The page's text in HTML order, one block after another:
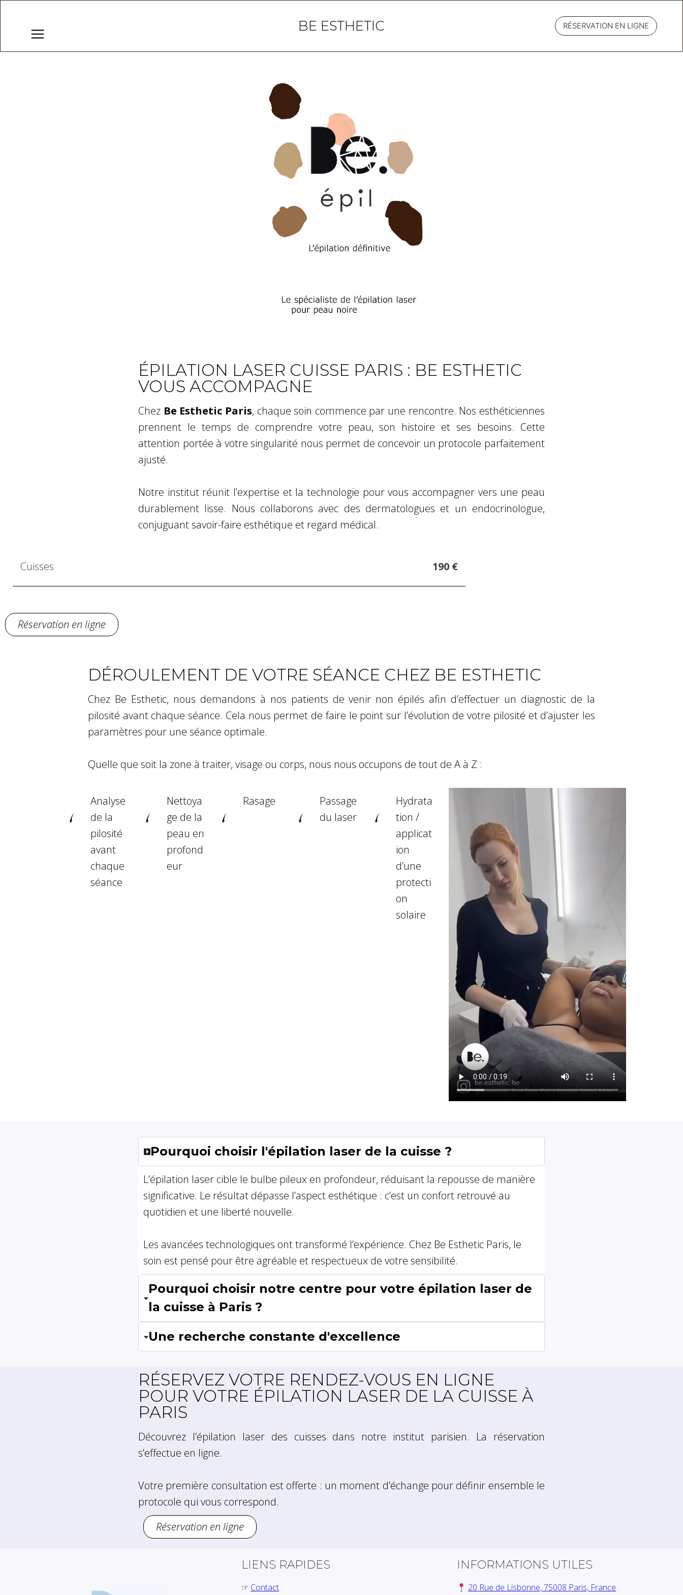
BE ESTHETIC RÉSERVATION EN LIGNE
ÉPILATION LASER CUISSE PARIS : BE ESTHETIC
VOUS ACCOMPAGNE
Chez Be Esthetic Paris, chaque soin commence par une rencontre. Nos esthéticiennes
prennent le temps de comprendre votre peau, son histoire et ses besoins. Cette
attention portée à votre singularité nous permet de concevoir un protocole parfaitement
ajusté.
Notre institut réunit l’expertise et la technologie pour vous accompagner vers une peau
durablement lisse. Nous collaborons avec des dermatologues et un endocrinologue,
conjuguant savoir-faire esthétique et regard médical.
Cuisses 190 €
Réservation en ligne
DÉROULEMENT DE VOTRE SÉANCE CHEZ BE ESTHETIC
Chez Be Esthetic, nous demandons à nos patients de venir non épilés afin d’effectuer un diagnostic de la
pilosité avant chaque séance. Cela nous permet de faire le point sur l’évolution de votre pilosité et d’ajuster les
paramètres pour une séance optimale.
Quelle que soit la zone à traiter, visage ou corps, nous nous occupons de tout de A à Z :
Analyse
de la
pilosité
avant
chaque
séance
Nettoya
ge de la
peau en
profond
eur
Rasage
Passage
du laser
Hydrata
tion /
applicat
ion
d’une
protecti
on
solaire
Pourquoi choisir l'épilation laser de la cuisse ?
L’épilation laser cible le bulbe pileux en profondeur, réduisant la repousse de manière
significative. Le résultat dépasse l’aspect esthétique : c’est un confort retrouvé au
quotidien et une liberté nouvelle.
Les avancées technologiques ont transformé l’expérience. Chez Be Esthetic Paris, le
soin est pensé pour être agréable et respectueux de votre sensibilité.
Pourquoi choisir notre centre pour votre épilation laser de
la cuisse à Paris ?
Une recherche constante d'excellence
RÉSERVEZ VOTRE RENDEZ-VOUS EN LIGNE
POUR VOTRE ÉPILATION LASER DE LA CUISSE À
PARIS
Découvrez l’épilation laser des cuisses dans notre institut parisien. La réservation
s’effectue en ligne.
Votre première consultation est offerte : un moment d’échange pour définir ensemble le
protocole qui vous correspond.
Réservation en ligne
LIENS RAPIDES
☞ Contact
INFORMATIONS UTILES
20 Rue de Lisbonne, 75008 Paris, France